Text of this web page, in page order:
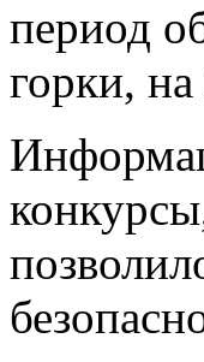
период
горки,